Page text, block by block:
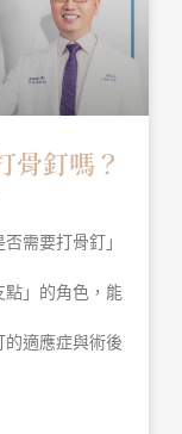
骨釘嗎？
需要打骨釘」
點」的角色，能
適應症與術後